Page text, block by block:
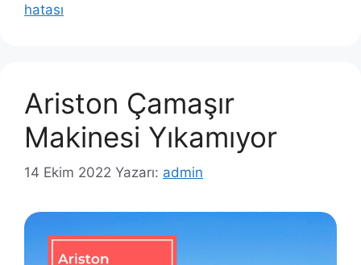
hatası
Ariston Çamaşır
Makinesi Yıkamıyor
14 Ekim 2022 Yazarı: admin